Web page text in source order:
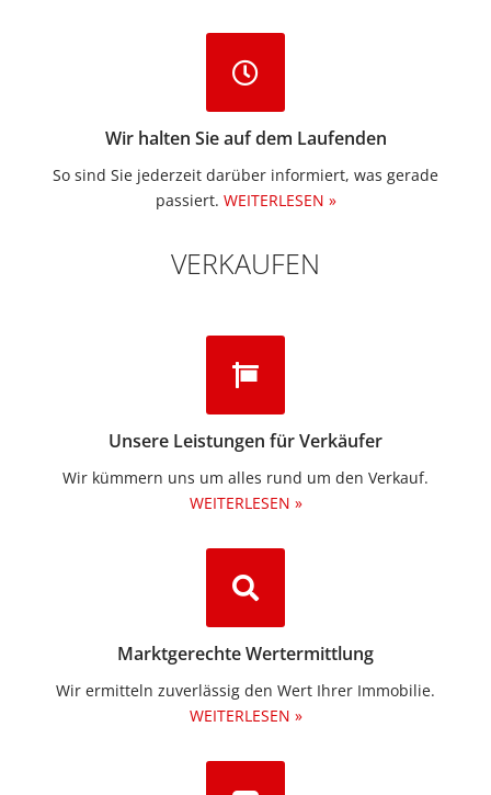
Wir halten Sie auf dem Laufenden
So sind Sie jederzeit darüber informiert, was gerade
passiert. WEITERLESEN »
VERKAUFEN
Unsere Leistungen für Verkäufer
Wir kümmern uns um alles rund um den Verkauf.
WEITERLESEN »
Marktgerechte Wertermittlung
Wir ermitteln zuverlässig den Wert Ihrer Immobilie.
WEITERLESEN »